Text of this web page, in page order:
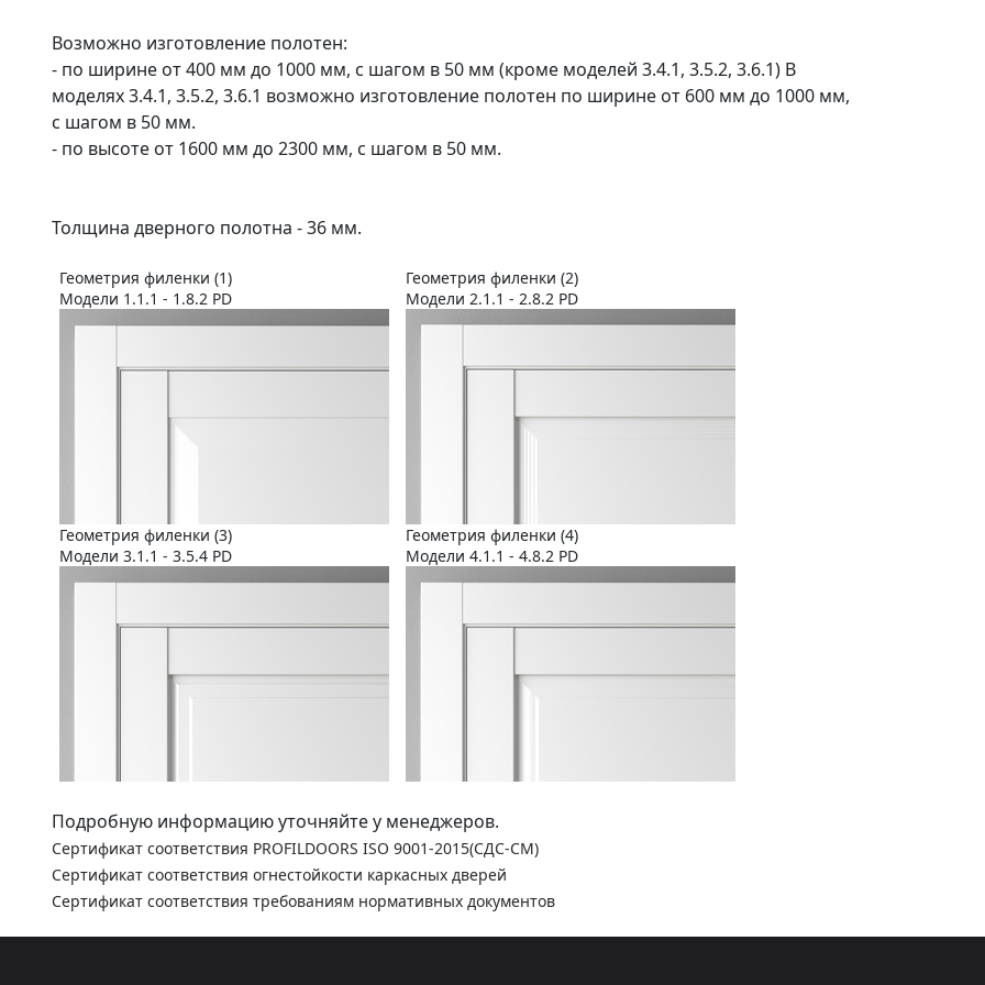
Возможно изготовление полотен:
- по ширине от 400 мм до 1000 мм, с шагом в 50 мм (кроме моделей 3.4.1, 3.5.2, 3.6.1) В
моделях 3.4.1, 3.5.2, 3.6.1 возможно изготовление полотен по ширине от 600 мм до 1000 мм,
с шагом в 50 мм.
- по высоте от 1600 мм до 2300 мм, с шагом в 50 мм.
Толщина дверного полотна - 36 мм.
Геометрия филенки (1)
Модели 1.1.1 - 1.8.2 PD
Геометрия филенки (2)
Модели 2.1.1 - 2.8.2 PD
Геометрия филенки (3)
Модели 3.1.1 - 3.5.4 PD
Геометрия филенки (4)
Модели 4.1.1 - 4.8.2 PD
Подробную информацию уточняйте у менеджеров.
Сертификат соответствия PROFILDOORS ISO 9001-2015(СДС-СМ)
Сертификат соответствия огнестойкости каркасных дверей
Сертификат соответствия требованиям нормативных документов